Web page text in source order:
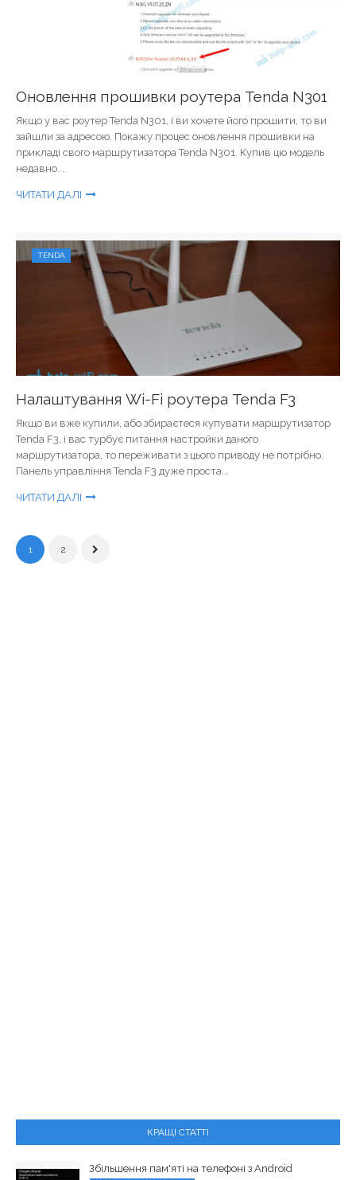
Оновлення прошивки роутера Tenda N301
Якщо у вас роутер Tenda N301, і ви хочете його прошити, то ви
зайшли за адресою. Покажу процес оновлення прошивки на
прикладі свого маршрутизатора Tenda N301. Купив цю модель
недавно....
ЧИТАТИ ДАЛІ
TENDA
Налаштування Wi-Fi роутера Tenda F3
Якщо ви вже купили, або збираєтеся купувати маршрутизатор
Tenda F3, і вас турбує питання настройки даного
маршрутизатора, то переживати з цього приводу не потрібно.
Панель управління Tenda F3 дуже проста...
ЧИТАТИ ДАЛІ
1 2
КРАЩІ СТАТТІ
Збільшення пам'яті на телефоні з Android